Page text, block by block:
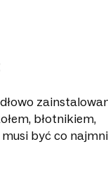
błotnikiem,
być co